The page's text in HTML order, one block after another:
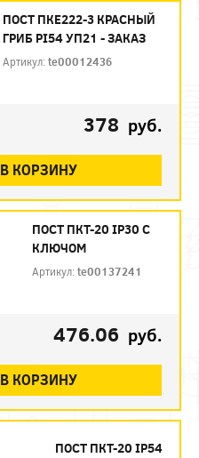
ПОСТ ПКЕ222-3 КРАСНЫЙ
ГРИБ PI54 УП21 - ЗАКАЗ
Артикул:te00012436
378 руб.
В КОРЗИНУ
ПОСТ ПКТ-20 IP30 С
КЛЮЧОМ
Артикул:te00137241
476.06 руб.
В КОРЗИНУ
ПОСТ ПКТ-20 IP54